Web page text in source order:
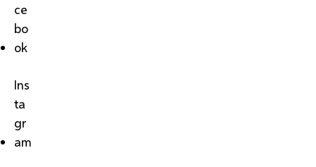
ce
bo
ok
Ins
ta
gr
am